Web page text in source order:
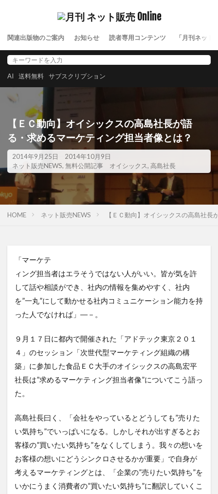
関連出版物のご案内 お知らせ 読者専用コンテンツ 「月刊ネット
AI 送料無料 サブスクリプション
【ＥＣ動向】オイシックスの高島社長が語
る・求めるマーケティング担当者像とは？
2014年9月25日
2014年10月9日
ネット販売NEWS, 無料公開記事 オイシックス, 高島社長
HOME ネット販売NEWS 【ＥＣ動向】オイシックスの高島社
「マーケテ
ィング担当者はエラそうではない人がいい。皆が気を許
して話や相談ができ、社内の情報を集めやすく、社内
を”一丸”にして動かせる社内コミュニケーション能力を持
った人でなければ」―－。
９月１７日に都内で開催された「アドテック東京２０１
４」のセッション「次世代型マーケティング組織の構
築」に参加した食品ＥＣ大手のオイシックスの高島宏平
社長は”求めるマーケティング担当者像”についてこう語っ
た。
高島社長曰く、「会社をやっているとどうしても”売りた
い気持ち”でいっぱいになる。しかしそれが出すぎるとお
客様の”買いたい気持ち”をなくしてしまう。我々の想いを
お客様の想いにどうシンクロさせるかが重要」で自身が
考えるマーケティングとは、「企業の”売りたい気持ち”を
いかにうまく消費者の”買いたい気持ち”に翻訳していくこ